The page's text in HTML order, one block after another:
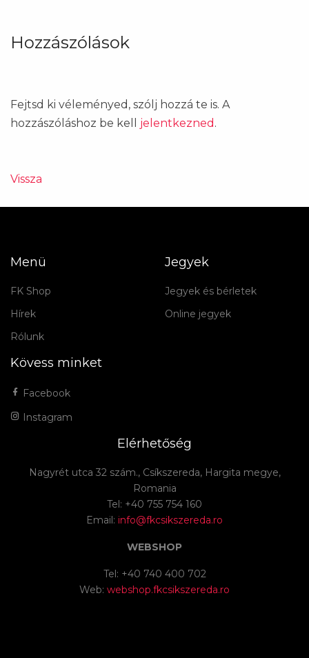
Hozzászólások
Fejtsd ki véleményed, szólj hozzá te is. A
hozzászóláshoz be kell jelentkezned .
Vissza
Menü
FK Shop
Hírek
Rólunk
Jegyek
Jegyek és bérletek
Online jegyek
Kövess minket
Facebook
Instagram
Elérhetőség
Nagyrét utca 32 szám., Csíkszereda, Hargita megye,
Romania
Tel: +40 755 754 160
Email: info@fkcsikszereda.ro
WEBSHOP
Tel: +40 740 400 702
Web: webshop.fkcsikszereda.ro